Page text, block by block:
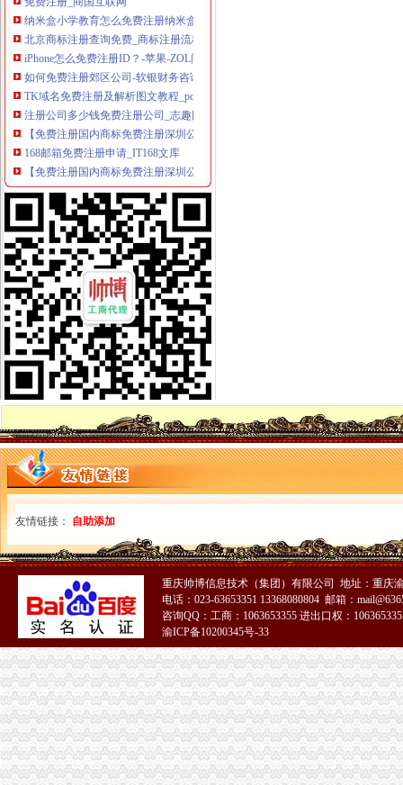
纳米盒小学教育怎么免费注册纳米盒英语注册方法_西西软件资讯
北京商标注册查询免费_商标注册流程及费用【成功率近97%！】
iPhone怎么免费注册ID？-苹果-ZOL问答堂
如何免费注册郊区公司-软银财务咨询
TK域名免费注册及解析图文教程_pc6资讯
注册公司多少钱免费注册公司_志趣网
【免费注册国内商标免费注册深圳公司】-福田华北易登网
168邮箱免费注册申请_IT168文库
【免费注册国内商标免费注册深圳公司】-南山科技园易登网
商易济南网【免费注册】如何免费注册会员_商易济南_新浪博客
谁知道阿里巴巴国际站可以免费注册么？
免费注册免费注册-广州58同城
2008万网CN英文域名免费注册体验活动-3G安全网（Www.HackDos.
免费注册公司,还送一套章,代理记账1999元/年-深圳58同城
教大家免费注册屏幕录像专家_在线观看
帮助中心_买塑网
免费注册域名--fox--好网角网络收夹
【免费注册上海公司,免费注册上海普陀公司】价格_厂家_图片-Hc
【上海金山公司注册免费注册】价格_厂家_图片-Hc360慧聪网
【代理注册上海公司、代理记账、免费注册地址】-公司注册-南京赶集网
免费注册-JiaThis
【免费注册商标注册商标免费咨询】-省内其它易登网
免费注册QQ微信号—申请QQ号免费
北京个人免费注册简历信息--北京人才热线
等等免费注册商标商标v公司阿的【今日推荐网】
免费注册玩游戏每个3.5元_任务威客网_劳务
免费代注册
免费注册目标通行证|免费注册目标一号通
软件免费注册登录-Focusky动画演示大师官网
免费注册
1-1免费注册有赞开店_在线观看
qq申请号码免费注册的地址_图文教程_教程_2345软件教程（多
免费域名,免费顶级域名,域名注册免费,免费TK域名,免费ML域
【优惠升级】学教育网师/执业师面授班全面免费注册即可预约
存100送100【起凡免费注册送会员】手游棋牌注册送可提现
免费注册
飞时达系列软件会员注册免费获取授权码流程_小傅博客
免费注册通行证
零元注册美国商标,零元注册美国公司,免费注册美国商标,免费注
139邮箱注册免费注册
免费注册qq_格子啦
新.tk域名免费注册教程-站长之家
友情链接： 自助添加
重庆帅博信息技术（集团）有限公司 地址：重庆
电话：023-63653351 13368080804 邮箱：
咨询QQ：工商：1063653355 进出口权：
渝ICP备10200345号-33